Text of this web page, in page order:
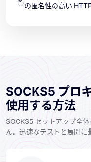
の匿名性の高い
SOCKS5 プロ
使用する方法
SOCKS5 セットアップ全
ん。迅速なテストと展開に